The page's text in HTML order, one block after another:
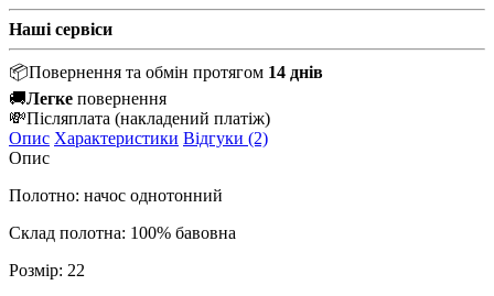
Наші сервіси
📦Повернення та обмін протягом 14 днів
🚚Легке повернення
💸Післяплата (накладений платіж)
Опис Характеристики Відгуки (2)
Опис
Полотно: начос однотонний
Склад полотна: 100% бавовна
Розмір: 22